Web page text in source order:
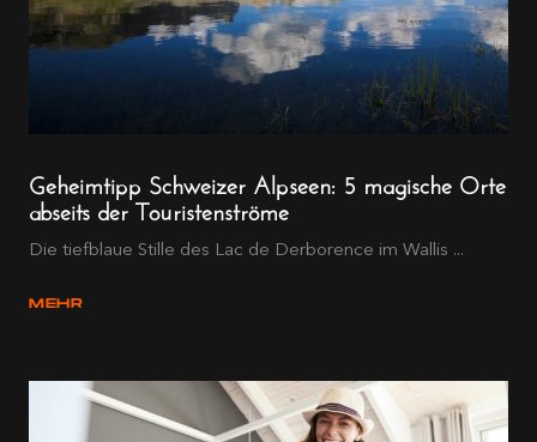
Geheimtipp Schweizer Alpseen: 5 magische Orte
abseits der Touristenströme
Die tiefblaue Stille des Lac de Derborence im Wallis ...
MEHR